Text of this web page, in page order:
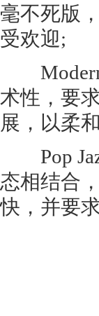
毫不死版
受欢迎;
Modern
术性，要
展，以柔
Pop
态相结合
快，并要